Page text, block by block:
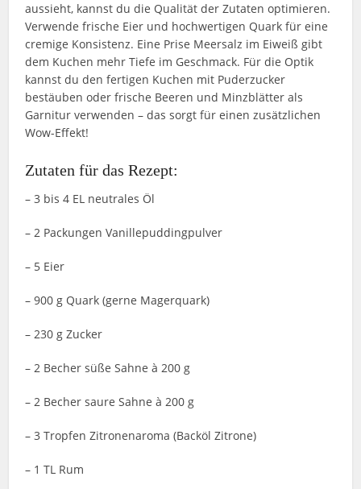
aussieht, kannst du die Qualität der Zutaten optimieren.
Verwende frische Eier und hochwertigen Quark für eine
cremige Konsistenz. Eine Prise Meersalz im Eiweiß gibt
dem Kuchen mehr Tiefe im Geschmack. Für die Optik
kannst du den fertigen Kuchen mit Puderzucker
bestäuben oder frische Beeren und Minzblätter als
Garnitur verwenden – das sorgt für einen zusätzlichen
Wow-Effekt!
Zutaten für das Rezept:
– 3 bis 4 EL neutrales Öl
– 2 Packungen Vanillepuddingpulver
– 5 Eier
– 900 g Quark (gerne Magerquark)
– 230 g Zucker
– 2 Becher süße Sahne à 200 g
– 2 Becher saure Sahne à 200 g
– 3 Tropfen Zitronenaroma (Backöl Zitrone)
– 1 TL Rum